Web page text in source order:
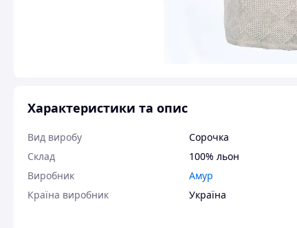
Характеристики та опис
Вид виробу
Сорочка
Склад
100% льон
Виробник
Амур
Країна виробник
Україна